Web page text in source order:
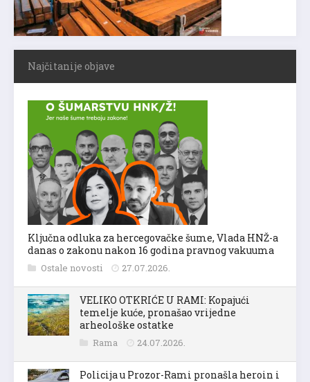
Najčitanije objave
Ključna odluka za hercegovačke šume, Vlada HNŽ-a
danas o zakonu nakon 16 godina pravnog vakuuma
Ostale novosti 27.07.2026.
VELIKO OTKRIĆE U RAMI: Kopajući
temelje kuće, pronašao vrijedne
arheološke ostatke
Rama 24.07.2026.
Policija u Prozor-Rami pronašla heroin i